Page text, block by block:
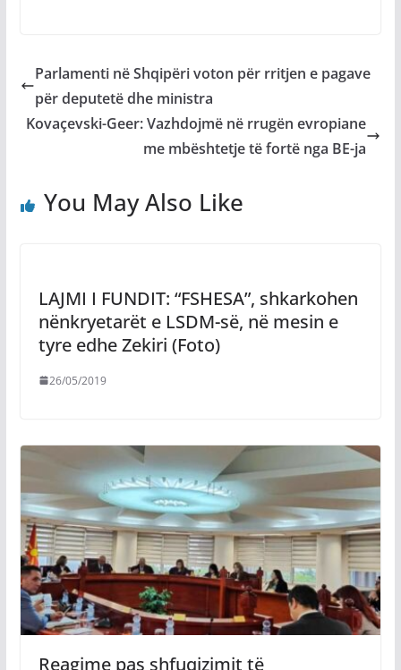
Parlamenti në Shqipëri voton për rritjen e pagave
për deputetë dhe ministra
Kovaçevski-Geer: Vazhdojmë në rrugën evropiane
me mbështetje të fortë nga BE-ja
You May Also Like
LAJMI I FUNDIT: “FSHESA”, shkarkohen
nënkryetarët e LSDM-së, në mesin e
tyre edhe Zekiri (Foto)
26/05/2019
Reagime pas shfuqizimit të